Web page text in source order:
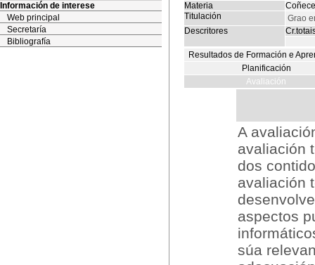
Información de interese
Web principal
Secretaría
Bibliografía
Materia
Titulación
Grao
Descritores
Resultados de Formación e
Planificación
Avaliación
A
avaliación
dos
avaliación
aspectos
súa